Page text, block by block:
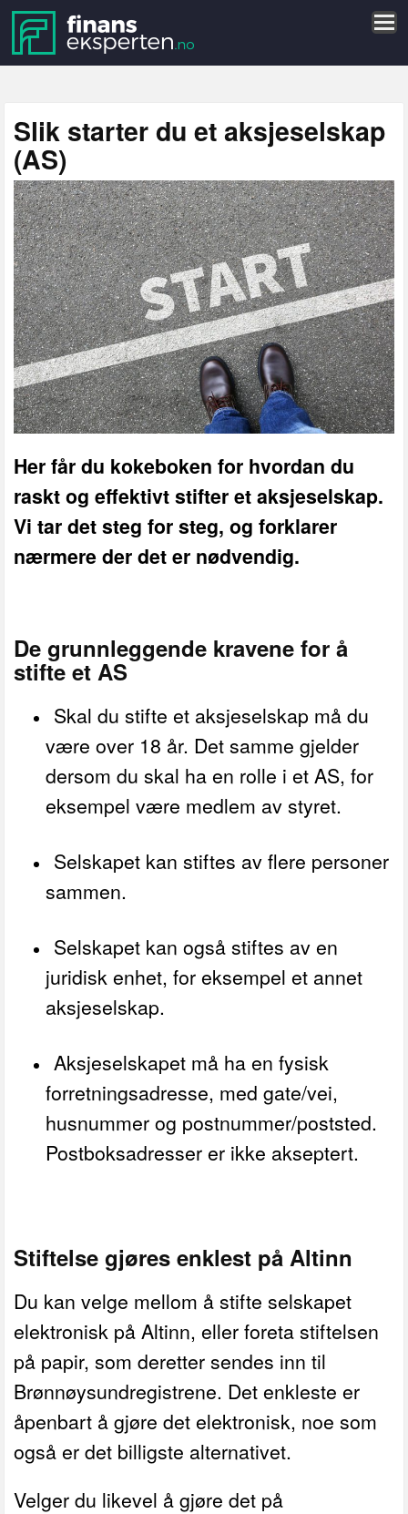
Slik starter du et aksjeselskap
(AS)
Her får du kokeboken for hvordan du
raskt og effektivt stifter et aksjeselskap.
Vi tar det steg for steg, og forklarer
nærmere der det er nødvendig.
De grunnleggende kravene for å
stifte et AS
Skal du stifte et aksjeselskap må du
være over 18 år. Det samme gjelder
dersom du skal ha en rolle i et AS, for
eksempel være medlem av styret.
Selskapet kan stiftes av flere personer
sammen.
Selskapet kan også stiftes av en
juridisk enhet, for eksempel et annet
aksjeselskap.
Aksjeselskapet må ha en fysisk
forretningsadresse, med gate/vei,
husnummer og postnummer/poststed.
Postboksadresser er ikke akseptert.
Stiftelse gjøres enklest på Altinn
Du kan velge mellom å stifte selskapet
elektronisk på Altinn, eller foreta stiftelsen
på papir, som deretter sendes inn til
Brønnøysundregistrene. Det enkleste er
åpenbart å gjøre det elektronisk, noe som
også er det billigste alternativet.
Velger du likevel å gjøre det på